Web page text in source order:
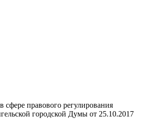
правового регулирования
городской Думы от 25.10.2017